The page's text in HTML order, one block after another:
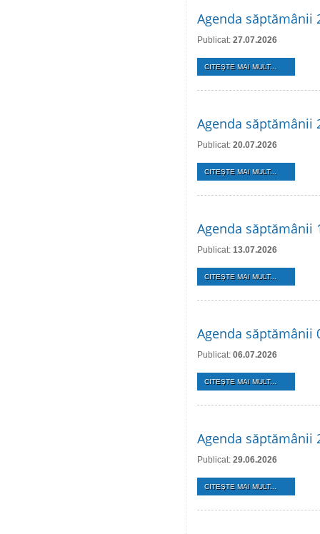
Agenda săptămânii
Publicat: 27.07.2026
CITEŞTE MAI MULT...
Agenda săptămânii
Publicat: 20.07.2026
CITEŞTE MAI MULT...
Agenda săptămânii
Publicat: 13.07.2026
CITEŞTE MAI MULT...
Agenda săptămânii
Publicat: 06.07.2026
CITEŞTE MAI MULT...
Agenda săptămânii
Publicat: 29.06.2026
CITEŞTE MAI MULT...